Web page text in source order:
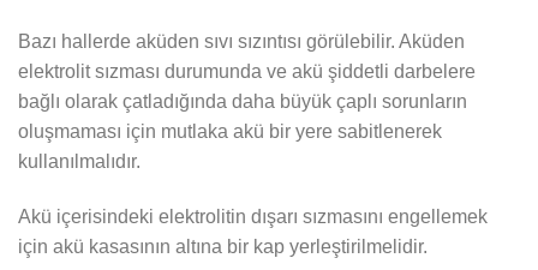
Bazı hallerde aküden sıvı sızıntısı görülebilir. Aküden
elektrolit sızması durumunda ve akü şiddetli darbelere
bağlı olarak çatladığında daha büyük çaplı sorunların
oluşmaması için mutlaka akü bir yere sabitlenerek
kullanılmalıdır.
Akü içerisindeki elektrolitin dışarı sızmasını engellemek
için akü kasasının altına bir kap yerleştirilmelidir.